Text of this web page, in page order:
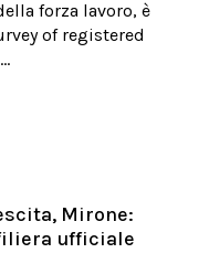
forza lavoro, è
of registered
Mirone:
ufficiale